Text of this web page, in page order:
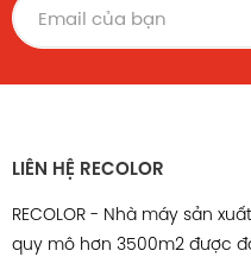
đến các phương án
Với hình thức thanh lịch,
hàng hoặc sản phẩm sự
LIÊN HỆ RECOLOR
RECOLOR - Nhà máy sản
quy mô hơn 3500m2 được